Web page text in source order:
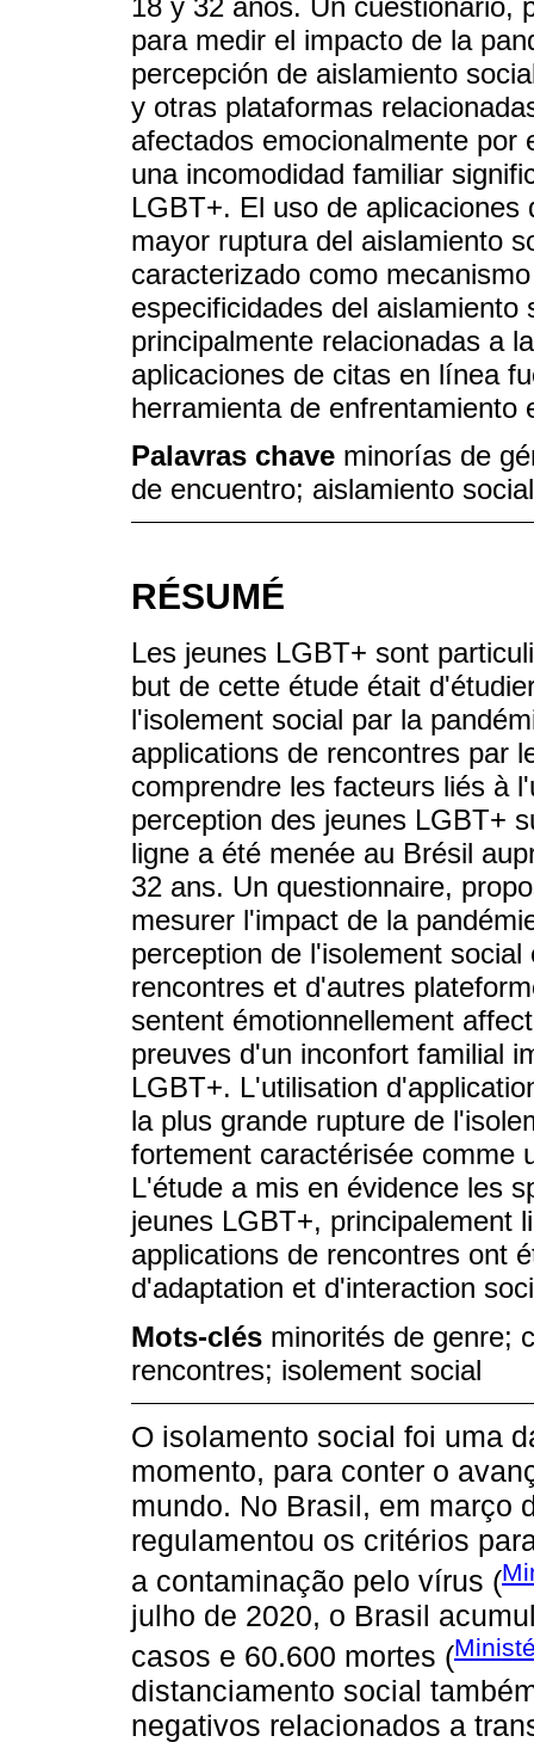
para medir el impacto de la
percepción de aislamiento
y otras plataformas
afectados emocionalmente por
una incomodidad familiar
LGBT+. El uso de
mayor ruptura del aislamiento
caracterizado como
especificidades del
principalmente relacionadas a
aplicaciones de citas en línea
herramienta de enfrentamiento
Palavras chave minorías de
de encuentro; aislamiento social
RÉSUMÉ
Les jeunes LGBT+ sont
but de cette étude était
l'isolement social par la
applications de rencontres par
comprendre les facteurs liés à
perception des jeunes LGBT+
ligne a été menée au Brésil
32 ans. Un questionnaire,
mesurer l'impact de la
perception de l'isolement
rencontres et d'autres
sentent émotionnellement
preuves d'un inconfort familial
LGBT+. L'utilisation
la plus grande rupture de
fortement caractérisée comme
L'étude a mis en évidence les
jeunes LGBT+, principalement
applications de rencontres ont
d'adaptation et d'interaction
Mots-clés minorités de genre;
rencontres; isolement social
O isolamento social foi uma
momento, para conter o
mundo. No Brasil, em março
regulamentou os critérios
a contaminação pelo vírus (
julho de 2020, o Brasil
casos e 60.600 mortes (
distanciamento social
negativos relacionados a